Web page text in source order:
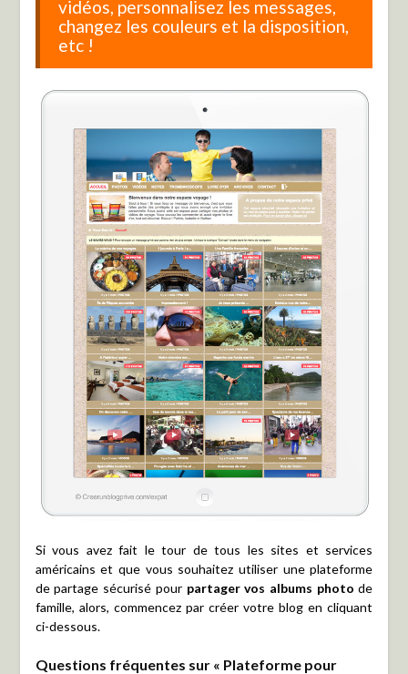
vidéos, personnalisez les messages,
changez les couleurs et la disposition,
etc !
Si vous avez fait le tour de tous les sites et services
américains et que vous souhaitez utiliser une plateforme
de partage sécurisé pour partager vos albums photo de
famille, alors, commencez par créer votre blog en cliquant
ci-dessous.
Questions fréquentes sur « Plateforme pour